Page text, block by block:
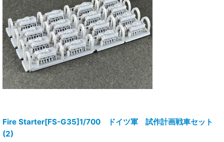
Fire Starter[FS-G35]1/700 ドイツ軍 試作計画戦車セット
(2)